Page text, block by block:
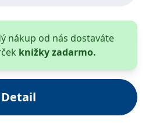
podobě barevných i
nákresů, které vhodně
nákup od nás dostaváte
knižky zadarmo.
Detail